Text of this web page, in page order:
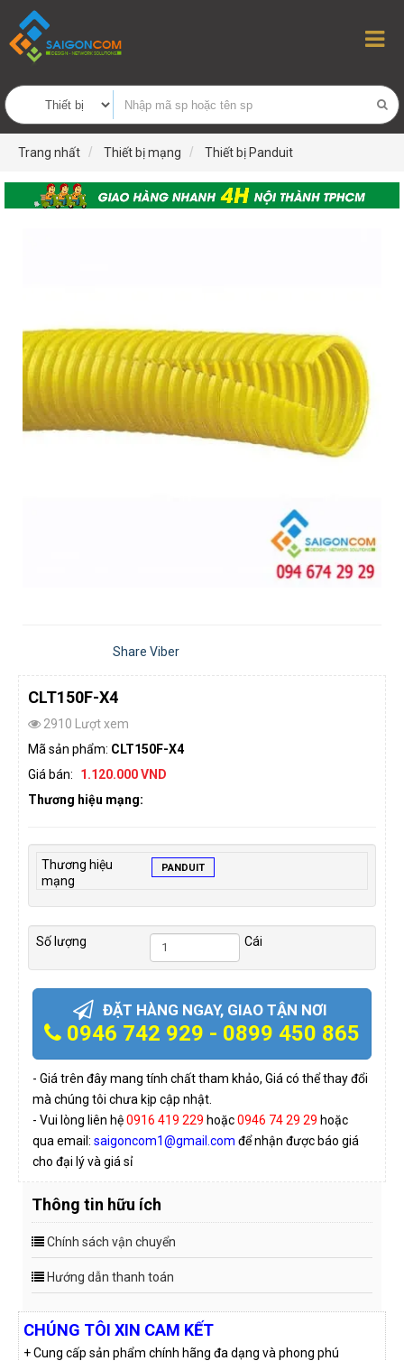
Trang nhất Thiết bị mạng Thiết bị Panduit
Share Viber
CLT150F-X4
2910 Lượt xem
Mã sản phẩm: CLT150F-X4
Giá bán:
1.120.000 VND
Thương hiệu mạng:
Thương hiệu
mạng
PANDUIT
Số lượng Cái
ĐẶT HÀNG NGAY, GIAO TẬN NƠI
0946 742 929 - 0899 450 865
- Giá trên đây mang tính chất tham khảo, Giá có thể thay đổi
mà chúng tôi chưa kịp cập nhật.
- Vui lòng liên hệ0916 419 229 hoặc0946 74 29 29 hoặc
qua email: saigoncom1@gmail.com để nhận được báo giá
cho đại lý và giá sỉ
Thông tin hữu ích
Chính sách vận chuyển
Hướng dẫn thanh toán
CHÚNG TÔI XIN CAM KẾT
+ Cung cấp sản phẩm chính hãng đa dạng và phong phú